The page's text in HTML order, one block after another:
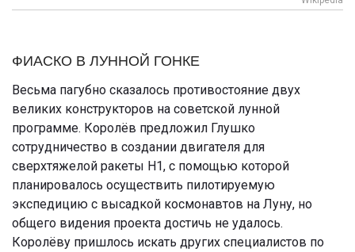
ФИАСКО В ЛУННОЙ ГОНКЕ
Весьма пагубно сказалось противостояние двух
великих конструкторов на советской лунной
программе. Королёв предложил Глушко
сотрудничество в создании двигателя для
сверхтяжелой ракеты Н1, с помощью которой
планировалось осуществить пилотируемую
экспедицию с высадкой космонавтов на Луну, но
общего видения проекта достичь не удалось.
Королёву пришлось искать других специалистов по